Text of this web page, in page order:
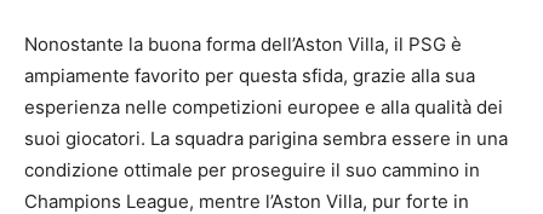
Nonostante la buona forma dell’Aston Villa, il PSG è
ampiamente favorito per questa sfida, grazie alla sua
esperienza nelle competizioni europee e alla qualità dei
suoi giocatori. La squadra parigina sembra essere in una
condizione ottimale per proseguire il suo cammino in
Champions League, mentre l’Aston Villa, pur forte in